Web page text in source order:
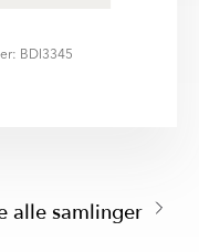
funktionelt
BDI3345
alle samlinger